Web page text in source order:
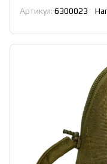
Артикул: 6300023